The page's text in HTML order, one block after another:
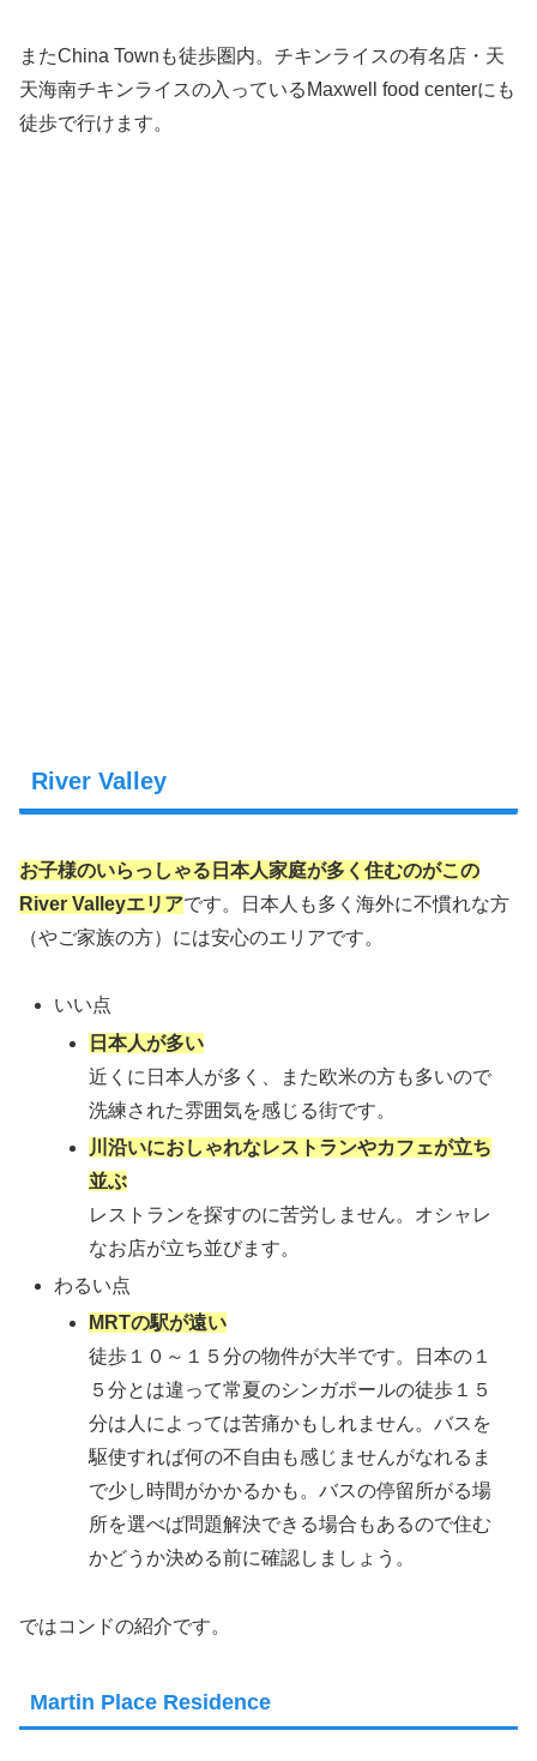
またChina Townも徒歩圏内。チキンライスの有名店・天
天海南チキンライスの入っているMaxwell food centerにも
徒歩で行けます。
River Valley
お子様のいらっしゃる日本人家庭が多く住むのがこの
River Valleyエリアです。日本人も多く海外に不慣れな方
（やご家族の方）には安心のエリアです。
いい点
日本人が多い
近くに日本人が多く、また欧米の方も多いので
洗練された雰囲気を感じる街です。
川沿いにおしゃれなレストランやカフェが立ち
並ぶ
レストランを探すのに苦労しません。オシャレ
なお店が立ち並びます。
わるい点
MRTの駅が遠い
徒歩１０～１５分の物件が大半です。日本の１
５分とは違って常夏のシンガポールの徒歩１５
分は人によっては苦痛かもしれません。バスを
駆使すれば何の不自由も感じませんがなれるま
で少し時間がかかるかも。バスの停留所がる場
所を選べば問題解決できる場合もあるので住む
かどうか決める前に確認しましょう。
ではコンドの紹介です。
Martin Place Residence